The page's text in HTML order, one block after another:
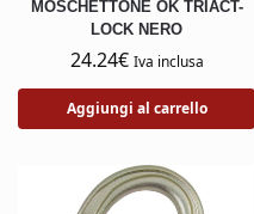
MOSCHETTONE OK TRIACT-
LOCK NERO
24.24€ Iva inclusa
Aggiungi al carrello